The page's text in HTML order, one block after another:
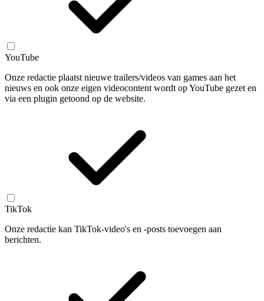
YouTube
Onze redactie plaatst nieuwe trailers/videos van games aan het
nieuws en ook onze eigen videocontent wordt op YouTube gezet en
via een plugin getoond op de website.
TikTok
Onze redactie kan TikTok-video's en -posts toevoegen aan
berichten.